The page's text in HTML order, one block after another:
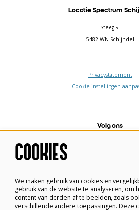
Locatie Spectrum
Steeg 9
5482 WN Schijndel
Privacystatement
Cookie instellingen
Volg ons
COOKIES
We maken gebruik van cookies en
gebruik van de website te analyseren, om
content van derden af te beelden, zoals
verschillende andere toepassingen. Deze